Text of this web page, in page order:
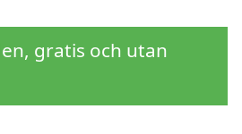
gratis och utan